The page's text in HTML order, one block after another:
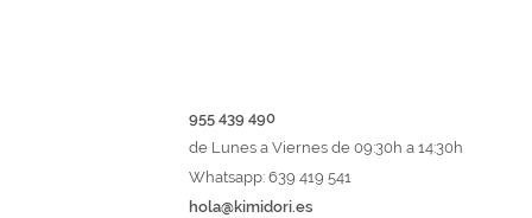
955 439 490
de Lunes a Viernes de 09:30h a 14:30h
Whatsapp: 639 419 541
hola@kimidori.es